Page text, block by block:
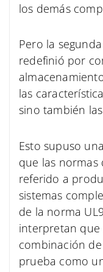
los demás
Pero la
redefinió por
las
sino también
Esto supuso
que las normas
referido a
sistemas
de la norma
interpretan que
combinación
prueba como